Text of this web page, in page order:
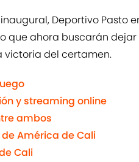
Deportivo Pasto
que ahora buscarán
victoria del certamen.
y streaming online
ambos
América de Cali
Cali